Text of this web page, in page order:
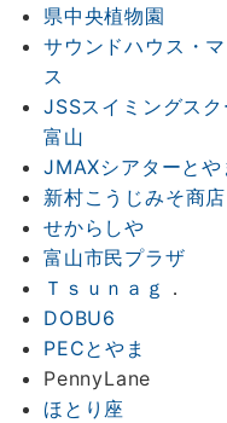
県中央植物園
サウンドハウス・
ス
JSSスイミングス
富山
JMAXシアターとや
新村こうじみそ商店
せからしや
富山市民プラザ
Ｔｓｕｎａｇ ．
DOBU6
PECとやま
PennyLane
ほとり座